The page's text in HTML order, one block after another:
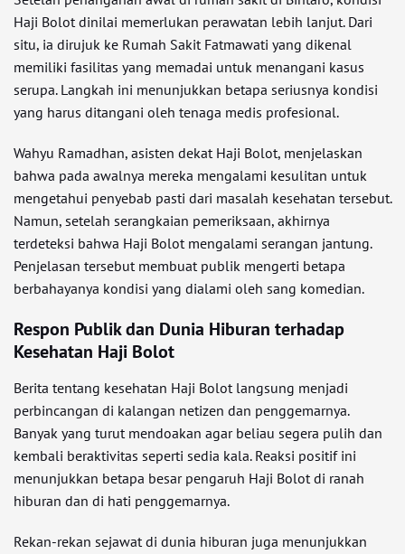
Haji Bolot dinilai memerlukan perawatan lebih lanjut. Dari
situ, ia dirujuk ke Rumah Sakit Fatmawati yang dikenal
memiliki fasilitas yang memadai untuk menangani kasus
serupa. Langkah ini menunjukkan betapa seriusnya kondisi
yang harus ditangani oleh tenaga medis profesional.
Wahyu Ramadhan, asisten dekat Haji Bolot, menjelaskan
bahwa pada awalnya mereka mengalami kesulitan untuk
mengetahui penyebab pasti dari masalah kesehatan tersebut.
Namun, setelah serangkaian pemeriksaan, akhirnya
terdeteksi bahwa Haji Bolot mengalami serangan jantung.
Penjelasan tersebut membuat publik mengerti betapa
berbahayanya kondisi yang dialami oleh sang komedian.
Respon Publik dan Dunia Hiburan terhadap
Kesehatan Haji Bolot
Berita tentang kesehatan Haji Bolot langsung menjadi
perbincangan di kalangan netizen dan penggemarnya.
Banyak yang turut mendoakan agar beliau segera pulih dan
kembali beraktivitas seperti sedia kala. Reaksi positif ini
menunjukkan betapa besar pengaruh Haji Bolot di ranah
hiburan dan di hati penggemarnya.
Rekan-rekan sejawat di dunia hiburan juga menunjukkan